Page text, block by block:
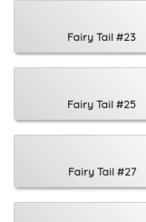
Fairy Tail #23
Fairy Tail #25
Fairy Tail #27